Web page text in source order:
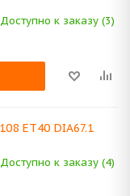
Доступно к заказу (3)
ET40 DIA67.1
Доступно к заказу (4)